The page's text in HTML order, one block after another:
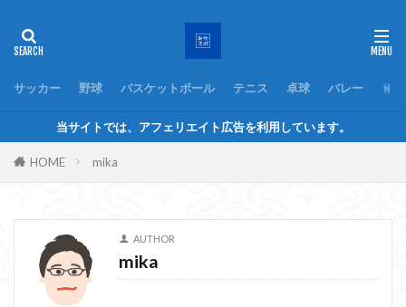
サッカー 野球 バスケットボール テニス 卓球 バレー ラ
当サイトでは、アフェリエイト広告を利用しています。
HOME mika
AUTHOR
mika